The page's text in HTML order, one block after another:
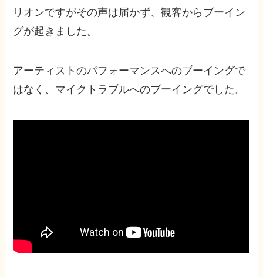
リオンですがその声は届かず、観客からブーイン
グが起きました。
アーティストのパフォーマンスへのブーイングで
はなく、マイクトラブルへのブーイングでした。